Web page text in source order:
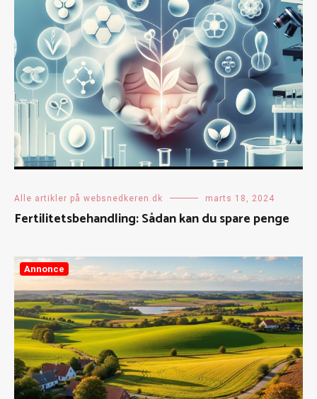
Alle artikler på websnedkeren.dk marts 18, 2024
Fertilitetsbehandling: Sådan kan du spare penge
Annonce